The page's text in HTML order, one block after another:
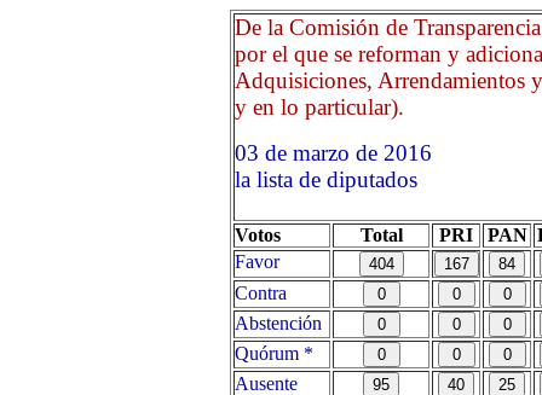
De la Comisión de
por el que se reforman y
Adquisiciones, Arrendamientos
y en lo particular).
03 de marzo de 2016
la lista de diputados
Votos Total PRI PAN
Favor
Contra
Abstención
Quórum *
Ausente